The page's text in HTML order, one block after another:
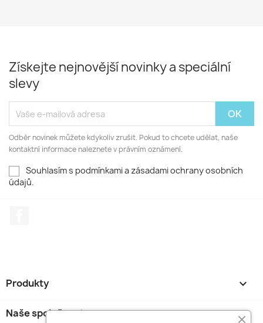
Získejte nejnovější novinky a speciální
slevy
Odběr novinek můžete kdykoliv zrušit. Pokud to chcete udělat, naše
kontaktní informace naleznete v právním oznámení.
Souhlasím s podmínkami a zásadami ochrany osobních
údajů.
Produkty 
Naše společnost 